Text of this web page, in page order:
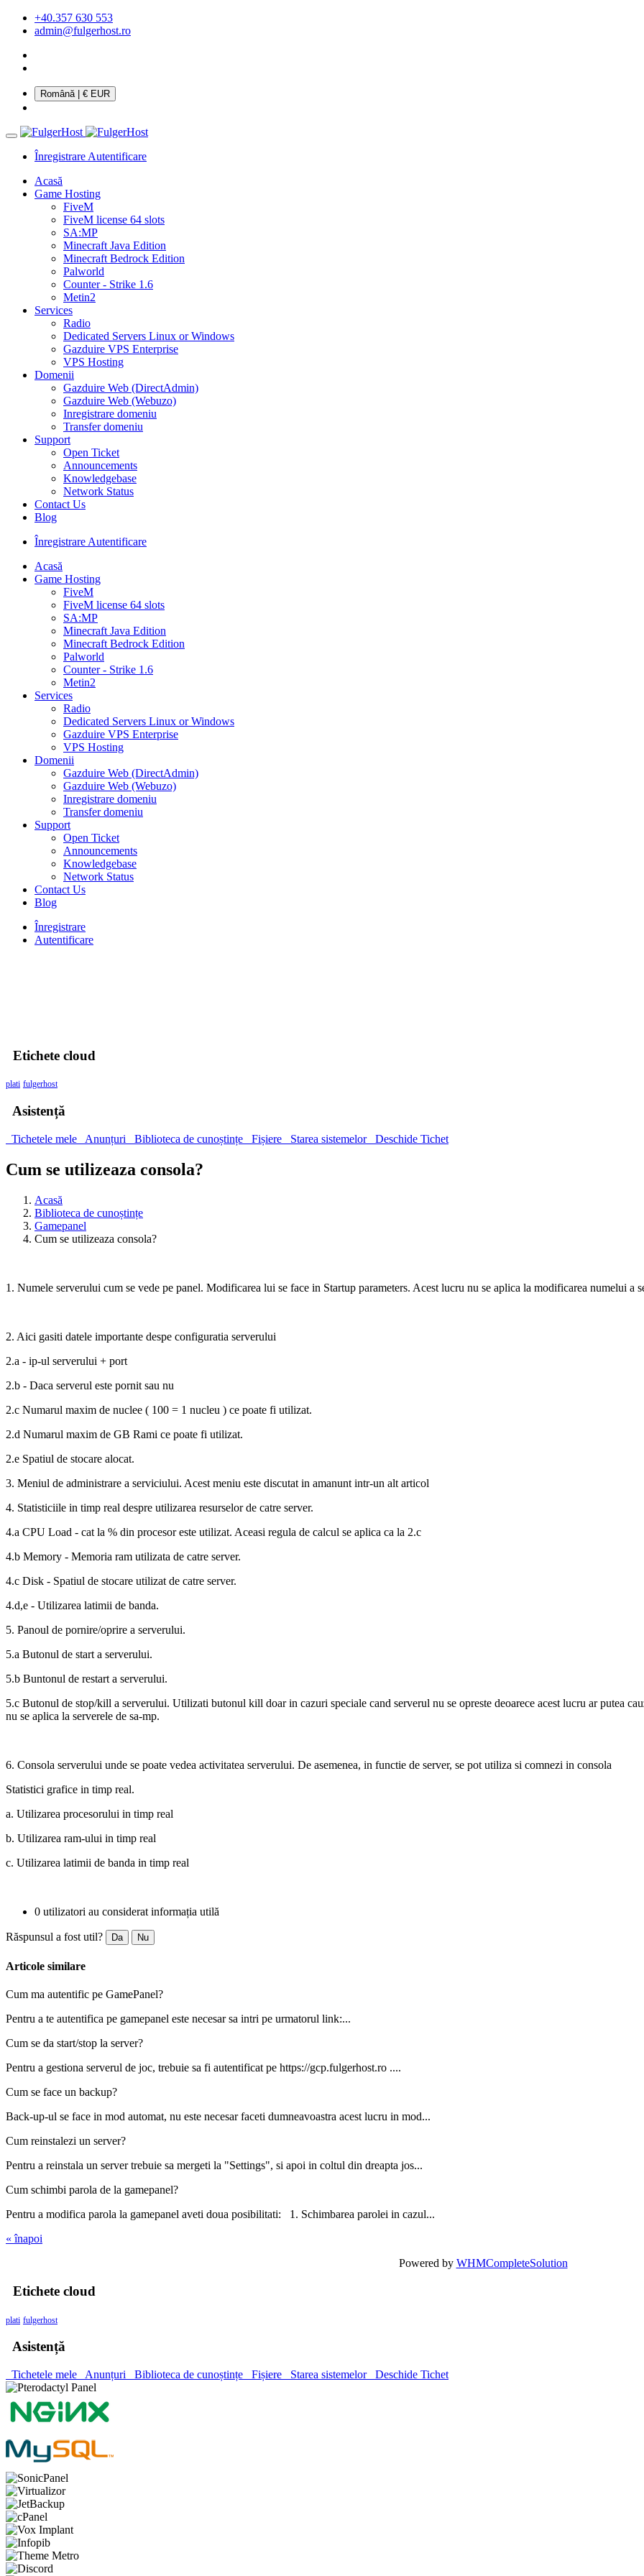
+40.357 630 553
admin@fulgerhost.ro
Română| € EUR
Înregistrare Autentificare
Acasă
Game Hosting
FiveM
FiveM license 64 slots
SA:MP
Minecraft Java Edition
Minecraft Bedrock Edition
Palworld
Counter - Strike 1.6
Metin2
Services
Radio
Dedicated Servers Linux or Windows
Gazduire VPS Enterprise
VPS Hosting
Domenii
Gazduire Web (DirectAdmin)
Gazduire Web (Webuzo)
Inregistrare domeniu
Transfer domeniu
Support
Open Ticket
Announcements
Knowledgebase
Network Status
Contact Us
Blog
Înregistrare Autentificare
Acasă
Game Hosting
FiveM
FiveM license 64 slots
SA:MP
Minecraft Java Edition
Minecraft Bedrock Edition
Palworld
Counter - Strike 1.6
Metin2
Services
Radio
Dedicated Servers Linux or Windows
Gazduire VPS Enterprise
VPS Hosting
Domenii
Gazduire Web (DirectAdmin)
Gazduire Web (Webuzo)
Inregistrare domeniu
Transfer domeniu
Support
Open Ticket
Announcements
Knowledgebase
Network Status
Contact Us
Blog
Înregistrare
Autentificare
Etichete cloud
plati fulgerhost
Asistență
Tichetele mele Anunțuri Biblioteca de cunoștințe Fișiere Starea sistemelor Deschide Tichet
Cum se utilizeaza consola?
Acasă
Biblioteca de cunoștințe
Gamepanel
Cum se utilizeaza consola?
1. Numele serverului cum se vede pe panel. Modificarea lui se face in Startup parameters. Acest lucru nu se aplica la modificarea numelui a
2. Aici gasiti datele importante despe configuratia serverului
2.a - ip-ul serverului + port
2.b - Daca serverul este pornit sau nu
2.c Numarul maxim de nuclee ( 100 = 1 nucleu ) ce poate fi utilizat.
2.d Numarul maxim de GB Rami ce poate fi utilizat.
2.e Spatiul de stocare alocat.
3. Meniul de administrare a serviciului. Acest meniu este discutat in amanunt intr-un alt articol
4. Statisticiile in timp real despre utilizarea resurselor de catre server.
4.a CPU Load - cat la % din procesor este utilizat. Aceasi regula de calcul se aplica ca la 2.c
4.b Memory - Memoria ram utilizata de catre server.
4.c Disk - Spatiul de stocare utilizat de catre server.
4.d,e - Utilizarea latimii de banda.
5. Panoul de pornire/oprire a serverului.
5.a Butonul de start a serverului.
5.b Buntonul de restart a serverului.
5.c Butonul de stop/kill a serverului. Utilizati butonul kill doar in cazuri speciale cand serverul nu se opreste deoarece acest lucru ar putea
nu se aplica la serverele de sa-mp.
6. Consola serverului unde se poate vedea activitatea serverului. De asemenea, in functie de server, se pot utiliza si comnezi in consola
Statistici grafice in timp real.
a. Utilizarea procesorului in timp real
b. Utilizarea ram-ului in timp real
c. Utilizarea latimii de banda in timp real
0 utilizatori au considerat informația utilă
Răspunsul a fost util? Da Nu
Articole similare
Cum ma autentific pe GamePanel?
Pentru a te autentifica pe gamepanel este necesar sa intri pe urmatorul link:...
Cum se da start/stop la server?
Pentru a gestiona serverul de joc, trebuie sa fi autentificat pe https://gcp.fulgerhost.ro ....
Cum se face un backup?
Back-up-ul se face in mod automat, nu este necesar faceti dumneavoastra acest lucru in mod...
Cum reinstalezi un server?
Pentru a reinstala un server trebuie sa mergeti la "Settings", si apoi in coltul din dreapta jos...
Cum schimbi parola de la gamepanel?
Pentru a modifica parola la gamepanel aveti doua posibilitati: 1. Schimbarea parolei in cazul...
« înapoi
Powered by WHMCompleteSolution
Etichete cloud
plati fulgerhost
Asistență
Tichetele mele Anunțuri Biblioteca de cunoștințe Fișiere Starea sistemelor Deschide Tichet